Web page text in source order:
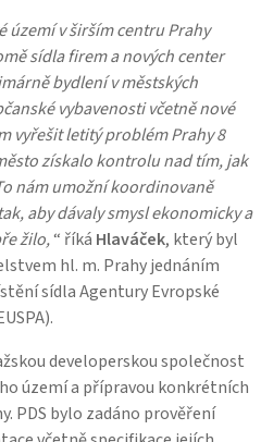
území v širším centru Prahy
sídla firem a nových center
bydlení v městských
vybavenosti včetně nové
vyřešit letitý problém Prahy 8
získalo kontrolu nad tím, jak
nám umožní koordinovaně
aby dávaly smysl ekonomicky a
žilo,“ říká Hlaváček, který byl
hl. m. Prahy jednáním
sídla Agentury Evropské
developerskou společnost
území a přípravou konkrétních
PDS bylo zadáno prověření